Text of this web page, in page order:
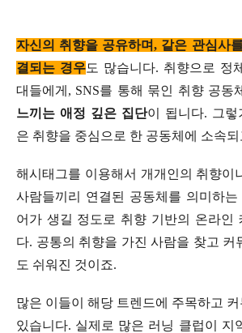
자신의 취향을 공유하며, 같은 관심사
결되는 경우도 많습니다. 취향으로 정
대들에게, SNS를 통해 묶인 취향 공동
느끼는 애정 깊은 집단이 됩니다. 그렇
은 취향을 중심으로 한 공동체에 소속
해시태그를 이용해서 개개인의 취향이
사람들끼리 연결된 공동체를 의미하는
어가 생길 정도로 취향 기반의 온라인
다. 공통의 취향을 가진 사람을 찾고 커
도 쉬워진 것이죠.
많은 이들이 해당 트렌드에 주목하고
있습니다. 실제로 많은 러닝 클럽이 지